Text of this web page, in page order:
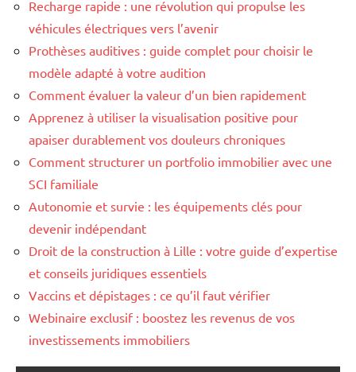
Recharge rapide : une révolution qui propulse les
véhicules électriques vers l’avenir
Prothèses auditives : guide complet pour choisir le
modèle adapté à votre audition
Comment évaluer la valeur d’un bien rapidement
Apprenez à utiliser la visualisation positive pour
apaiser durablement vos douleurs chroniques
Comment structurer un portfolio immobilier avec une
SCI familiale
Autonomie et survie : les équipements clés pour
devenir indépendant
Droit de la construction à Lille : votre guide d’expertise
et conseils juridiques essentiels
Vaccins et dépistages : ce qu’il faut vérifier
Webinaire exclusif : boostez les revenus de vos
investissements immobiliers